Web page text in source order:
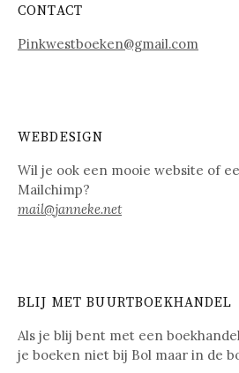
CONTACT
Pinkwestboeken@gmail.com
WEBDESIGN
Wil je ook een mooie website of
Mailchimp?
mail@janneke.net
BLIJ MET BUURTBOEKHANDEL
Als je blij bent met een
je boeken niet bij Bol maar in de